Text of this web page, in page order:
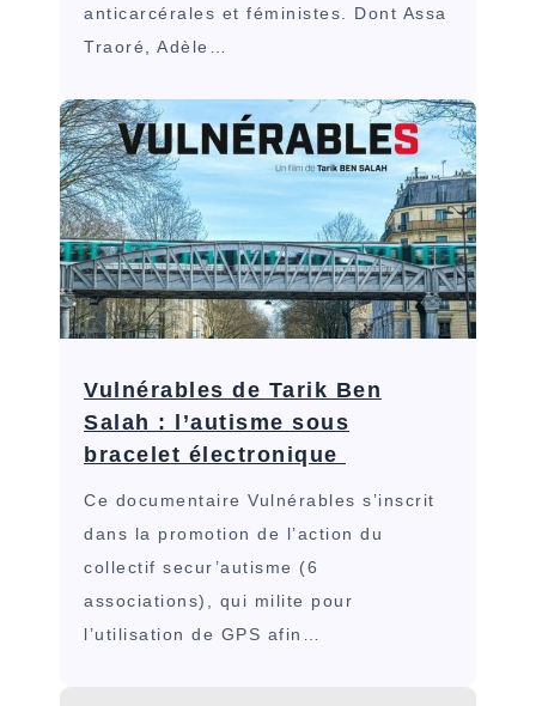
anticarcérales et féministes. Dont Assa
Traoré, Adèle…
Vulnérables de Tarik Ben
Salah : l’autisme sous
bracelet électronique
Ce documentaire Vulnérables s’inscrit
dans la promotion de l’action du
collectif secur’autisme (6
associations), qui milite pour
l’utilisation de GPS afin…